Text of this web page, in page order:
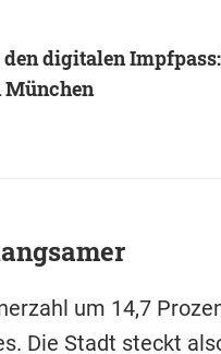
digitalen
München
um 14,7
Die Stadt steckt